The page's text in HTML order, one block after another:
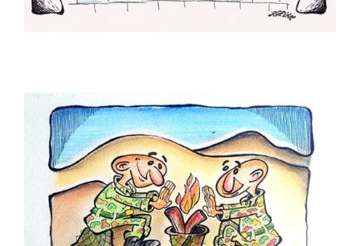
Ergin Gülen
Fahri Eyican
Faruk Karaçay
Ferruh Doğan
Fethi Gürcan Mermertaş
Gürbüz Doğan Ekşioğlu
Gürcan Gürsel